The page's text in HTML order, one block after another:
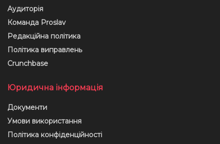
Аудиторія
Команда Proslav
Редакційна політика
Політика виправлень
Crunchbase
Юридична інформація
Документи
Умови використання
Політика конфіденційності